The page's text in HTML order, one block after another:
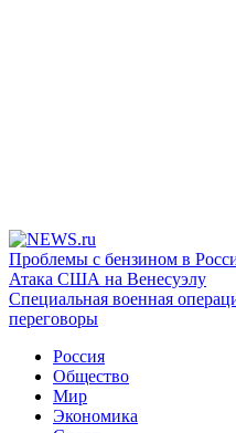
Проблемы с бензином в
Атака США на Венесуэлу
Специальная военная
переговоры
Россия
Общество
Мир
Экономика